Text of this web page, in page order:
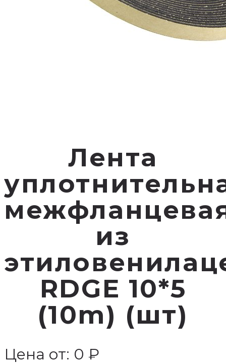
Лента
из
RDGE 10*5
(10m) (шт)
Цена от: 0 ₽